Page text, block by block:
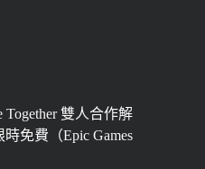
Together 雙人合作解
免費（Epic Games